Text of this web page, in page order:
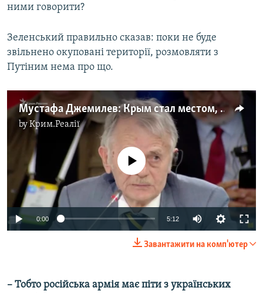
ними говорити?
Зеленський правильно сказав: поки не буде
звільнено окуповані території, розмовляти з
Путіним нема про що.
Мустафа Джемилев: Крым стал местом, откуда Россия начала войну против Украины (видео)
byКрим.Реалії
No media source currently available
0:00 5:12
Завантажити на комп'ютер
– Тобто російська армія має піти з українських